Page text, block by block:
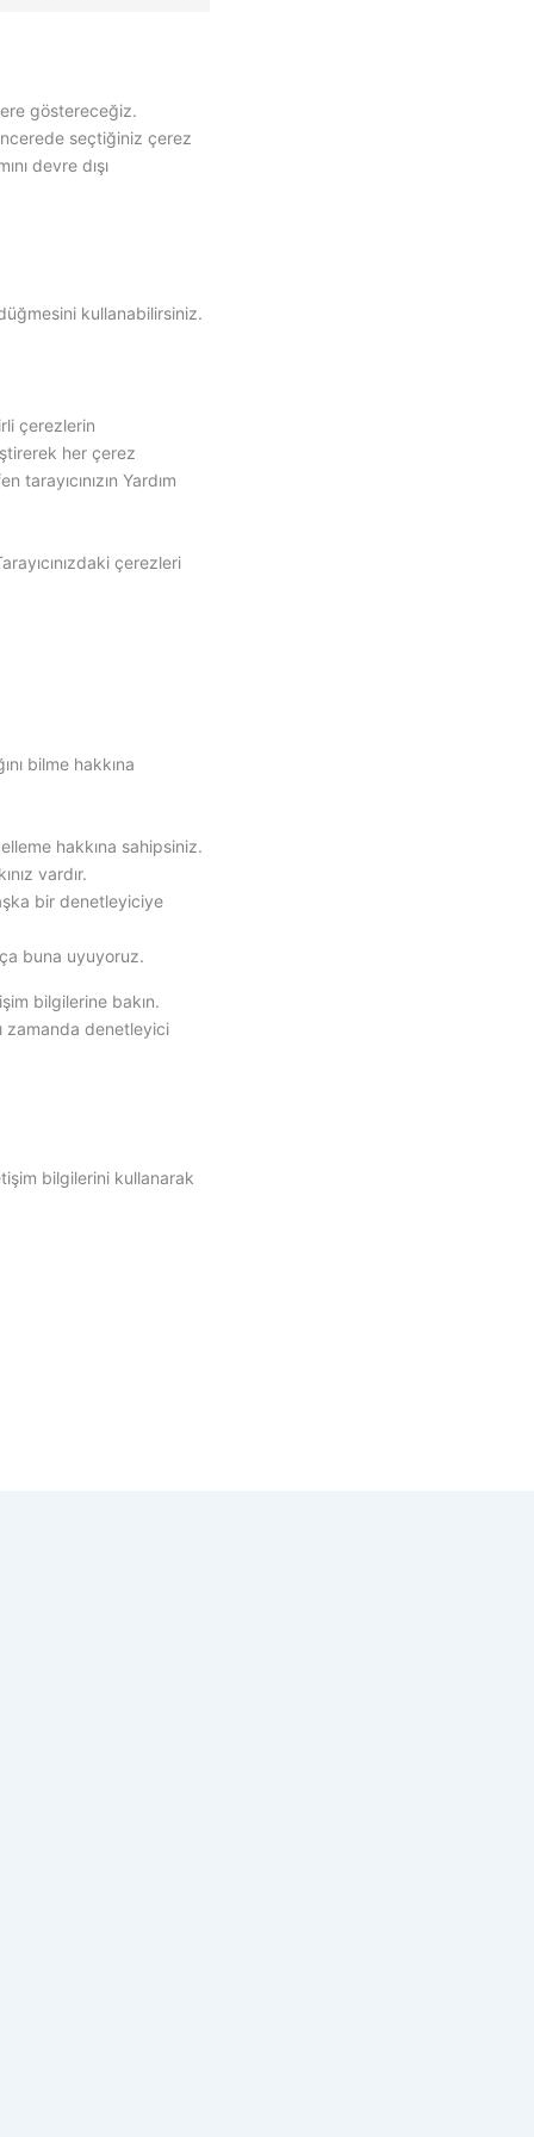
göstereceğiz.
seçtiğiniz çerez
devre dışı
kullanabilirsiniz.
çerezlerin
her çerez
Yardım
çerezleri
bilme hakkına
hakkına sahipsiniz.
vardır.
bir denetleyiciye
buna uyuyoruz.
bilgilerine bakın.
zamanda denetleyici
bilgilerini kullanarak